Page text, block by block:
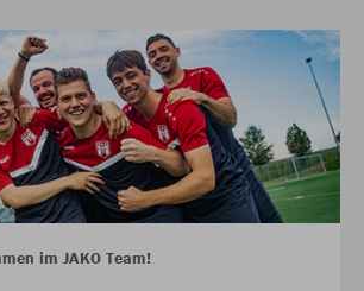
im JAKO Team!